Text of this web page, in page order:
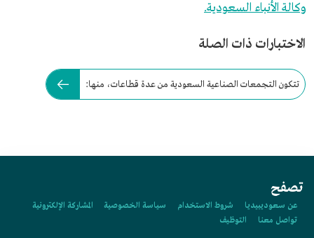
وكالة الأنباء السعودية.
الاختبارات ذات الصلة
تتكون التجمعات الصناعية السعودية من عدة قطاعات، منها:
تصفح
عن سعوديبيديا شروط الاستخدام سياسة الخصوصية
المشاركة الإلكترونية
تواصل معنا
التوظيف